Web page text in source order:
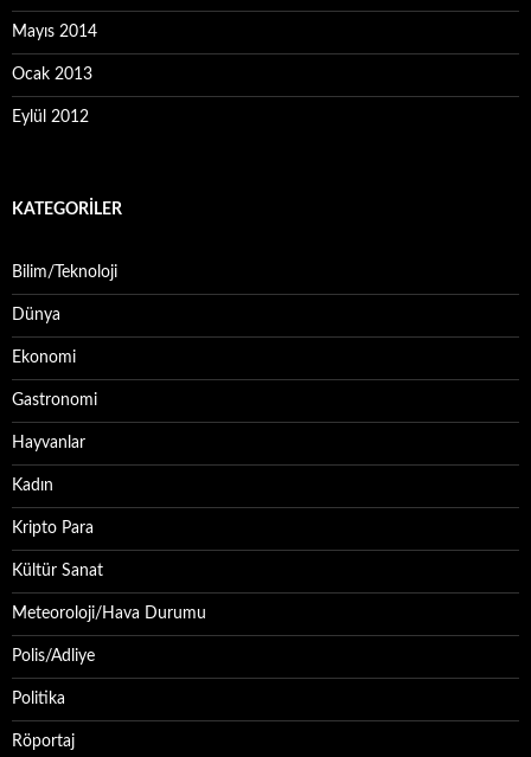
Mayıs 2014
Ocak 2013
Eylül 2012
KATEGORILER
Bilim/Teknoloji
Dünya
Ekonomi
Gastronomi
Hayvanlar
Kadın
Kripto Para
Kültür Sanat
Meteoroloji/Hava Durumu
Polis/Adliye
Politika
Röportaj